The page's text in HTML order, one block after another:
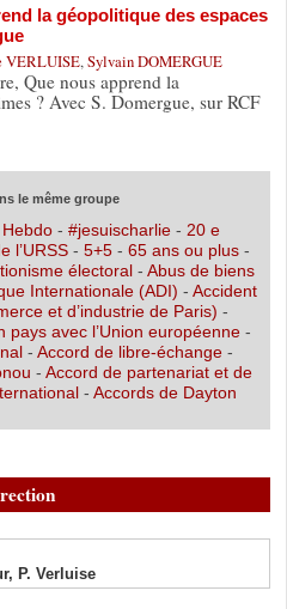
la géopolitique des espaces
VERLUISE, Sylvain DOMERGUE
Que nous apprend la
? Avec S. Domergue, sur RCF
le même groupe
- #jesuischarlie- 20 e
l’URSS- 5+5- 65 ans ou plus-
électoral- Abus de biens
Internationale (ADI) - Accident
et d’industrie de Paris) -
pays avec l’Union européenne-
- Accord de libre-échange-
- Accord de partenariat et de
- Accords de Dayton
P. Verluise